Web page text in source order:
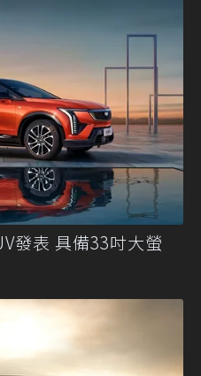
發表 具備33吋大螢